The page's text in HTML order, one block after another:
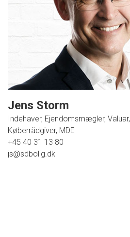
Jens Storm
Indehaver, Ejendomsmægler, Valuar,
Køberrådgiver, MDE
+45 40 31 13 80
js@sdbolig.dk